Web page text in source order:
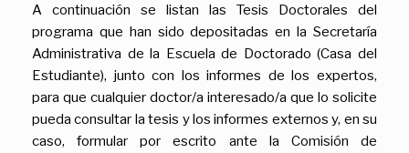
A continuación se listan las Tesis Doctorales del
programa que han sido depositadas en la Secretaría
Administrativa de la Escuela de Doctorado (Casa del
Estudiante), junto con los informes de los expertos,
para que cualquier doctor/a interesado/a que lo solicite
pueda consultar la tesis y los informes externos y, en su
caso, formular por escrito ante la Comisión de